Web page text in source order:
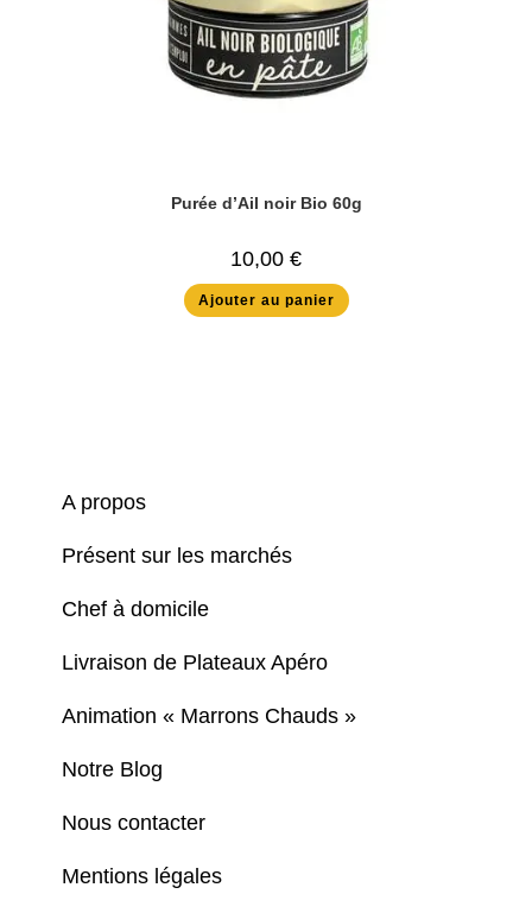
Purée d’Ail noir Bio 60g
10,00 €
Ajouter au panier
A propos
Présent sur les marchés
Chef à domicile
Livraison de Plateaux Apéro
Animation « Marrons Chauds »
Notre Blog
Nous contacter
Mentions légales